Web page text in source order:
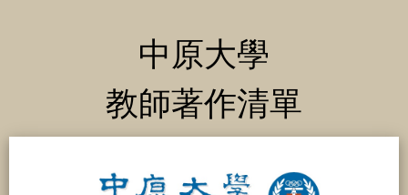
中原大學
教師著作清單